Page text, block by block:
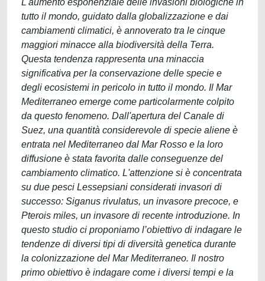
L'aumento esponenziale delle invasioni biologiche in
tutto il mondo, guidato dalla globalizzazione e dai
cambiamenti climatici, è annoverato tra le cinque
maggiori minacce alla biodiversità della Terra.
Questa tendenza rappresenta una minaccia
significativa per la conservazione delle specie e
degli ecosistemi in pericolo in tutto il mondo. Il Mar
Mediterraneo emerge come particolarmente colpito
da questo fenomeno. Dall'apertura del Canale di
Suez, una quantità considerevole di specie aliene è
entrata nel Mediterraneo dal Mar Rosso e la loro
diffusione è stata favorita dalle conseguenze del
cambiamento climatico. L'attenzione si è concentrata
su due pesci Lessepsiani considerati invasori di
successo: Siganus rivulatus, un invasore precoce, e
Pterois miles, un invasore di recente introduzione. In
questo studio ci proponiamo l’obiettivo di indagare le
tendenze di diversi tipi di diversità genetica durante
la colonizzazione del Mar Mediterraneo. Il nostro
primo obiettivo è indagare come i diversi tempi e la